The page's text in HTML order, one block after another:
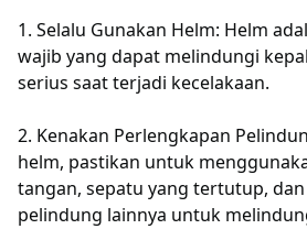
1. Selalu Gunakan Helm: Helm
wajib yang dapat melindungi
serius saat terjadi kecelakaan.
2. Kenakan Perlengkapan
helm, pastikan untuk
tangan, sepatu yang tertutup,
pelindung lainnya untuk